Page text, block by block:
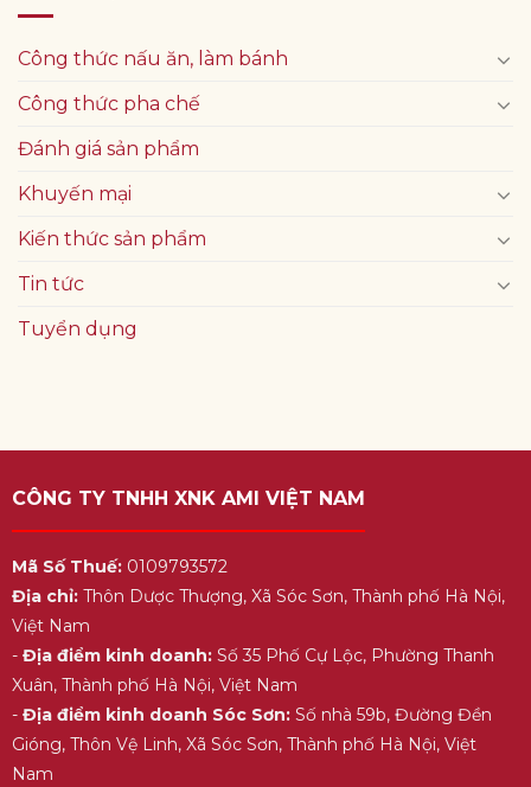
Công thức nấu ăn, làm bánh
Công thức pha chế
Đánh giá sản phẩm
Khuyến mại
Kiến thức sản phẩm
Tin tức
Tuyển dụng
CÔNG TY TNHH XNK AMI VIỆT NAM
Mã Số Thuế:0109793572
Địa chỉ:Thôn Dược Thượng, Xã Sóc Sơn, Thành phố Hà Nội,
Việt Nam
- Địa điểm kinh doanh:Số 35 Phố Cự Lộc, Phường Thanh
Xuân, Thành phố Hà Nội, Việt Nam
- Địa điểm kinh doanh Sóc Sơn:Số nhà 59b, Đường Đền
Gióng, Thôn Vệ Linh, Xã Sóc Sơn, Thành phố Hà Nội, Việt
Nam